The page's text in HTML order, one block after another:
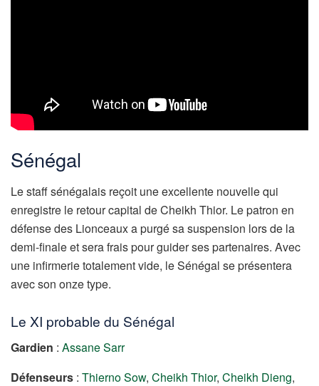
Sénégal
Le staff sénégalais reçoit une excellente nouvelle qui
enregistre le retour capital de Cheikh Thior. Le patron en
défense des Lionceaux a purgé sa suspension lors de la
demi-finale et sera frais pour guider ses partenaires. Avec
une infirmerie totalement vide, le Sénégal se présentera
avec son onze type.
Le XI probable du Sénégal
Gardien : Assane Sarr
Défenseurs : Thierno Sow, Cheikh Thior, Cheikh Dieng,